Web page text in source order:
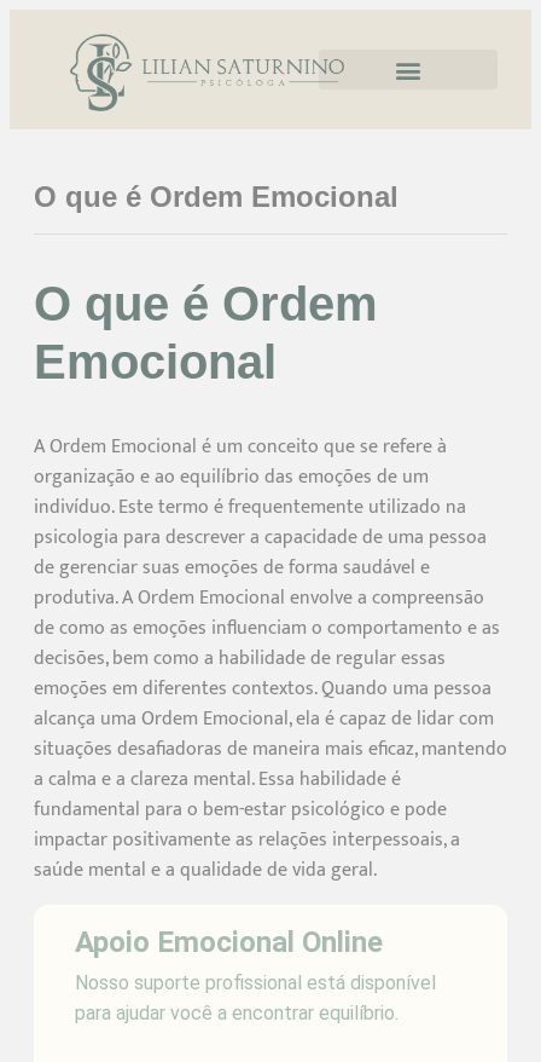
O que é Ordem Emocional
O que é Ordem
Emocional
A Ordem Emocional é um conceito que se refere à
organização e ao equilíbrio das emoções de um
indivíduo. Este termo é frequentemente utilizado na
psicologia para descrever a capacidade de uma pessoa
de gerenciar suas emoções de forma saudável e
produtiva. A Ordem Emocional envolve a compreensão
de como as emoções influenciam o comportamento e as
decisões, bem como a habilidade de regular essas
emoções em diferentes contextos. Quando uma pessoa
alcança uma Ordem Emocional, ela é capaz de lidar com
situações desafiadoras de maneira mais eficaz, mantendo
a calma e a clareza mental. Essa habilidade é
fundamental para o bem-estar psicológico e pode
impactar positivamente as relações interpessoais, a
saúde mental e a qualidade de vida geral.
Apoio Emocional Online
Nosso suporte profissional está disponível
para ajudar você a encontrar equilíbrio.